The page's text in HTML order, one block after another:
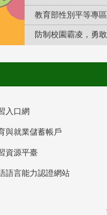
教育部性別平等專區
入口網
與就業儲蓄帳戶
資源平臺
語言能力認證網站